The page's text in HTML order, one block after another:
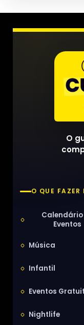
O
O QUE FAZER
Calendário
Eventos
Música
Infantil
Eventos
Nightlife